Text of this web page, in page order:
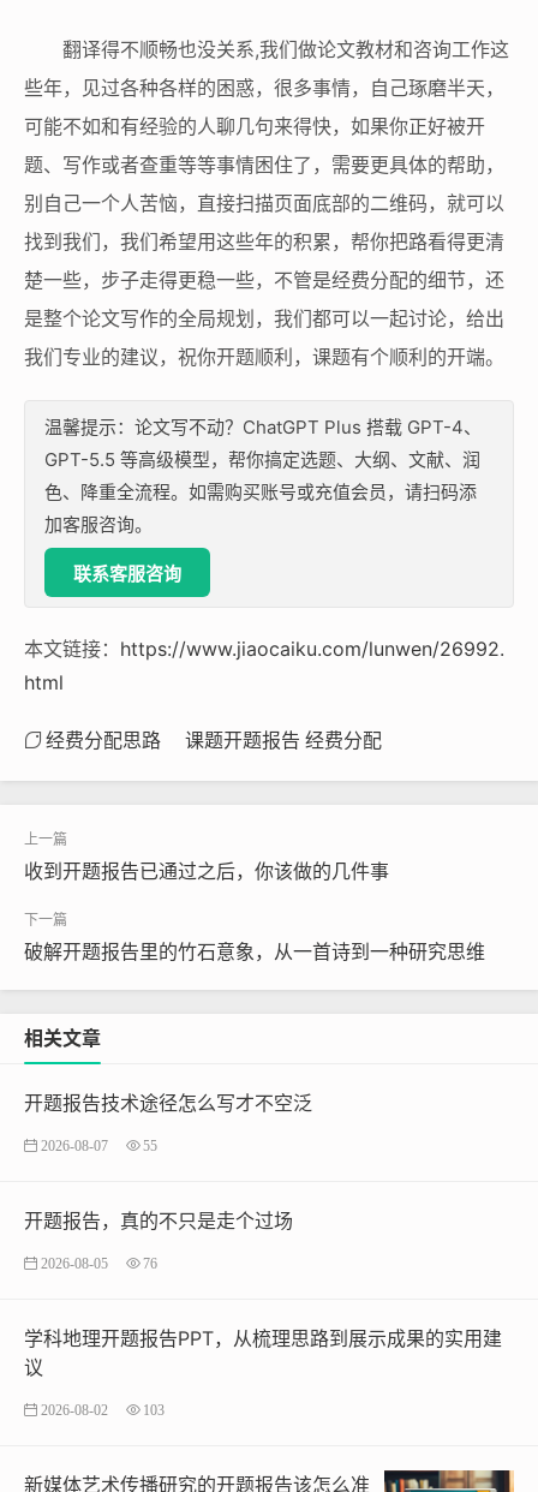
翻译得不顺畅也没关系,我们做论文教材和咨询工作这
些年，见过各种各样的困惑，很多事情，自己琢磨半天，
可能不如和有经验的人聊几句来得快，如果你正好被开
题、写作或者查重等等事情困住了，需要更具体的帮助，
别自己一个人苦恼，直接扫描页面底部的二维码，就可以
找到我们，我们希望用这些年的积累，帮你把路看得更清
楚一些，步子走得更稳一些，不管是经费分配的细节，还
是整个论文写作的全局规划，我们都可以一起讨论，给出
我们专业的建议，祝你开题顺利，课题有个顺利的开端。
温馨提示：论文写不动？ChatGPT Plus 搭载 GPT-4、
GPT-5.5 等高级模型，帮你搞定选题、大纲、文献、润
色、降重全流程。如需购买账号或充值会员，请扫码添
加客服咨询。
联系客服咨询
本文链接： https://www.jiaocaiku.com/lunwen/26992.
html
经费分配思路 课题开题报告 经费分配
收到开题报告已通过之后，你该做的几件事
破解开题报告里的竹石意象，从一首诗到一种研究思维
相关文章
开题报告技术途径怎么写才不空泛
2026-08-07 55
开题报告，真的不只是走个过场
2026-08-05 76
学科地理开题报告PPT，从梳理思路到展示成果的实用建
议
2026-08-02 103
新媒体艺术传播研究的开题报告该怎么准